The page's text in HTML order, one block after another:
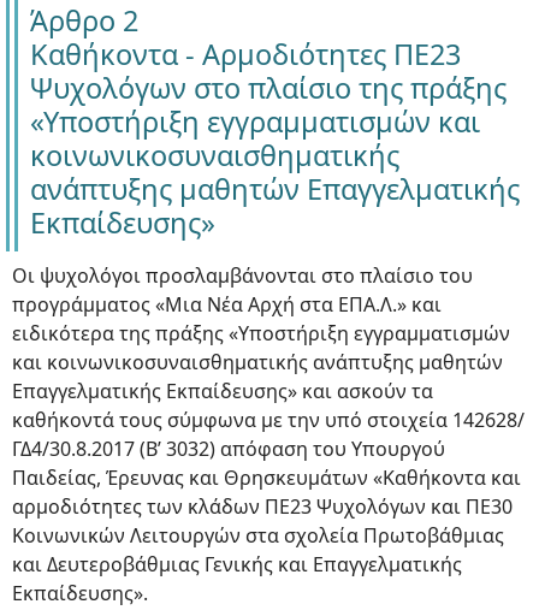
Άρθρο 2
Καθήκοντα - Αρμοδιότητες ΠΕ23
Ψυχολόγων στο πλαίσιο της πράξης
«Υποστήριξη εγγραμματισμών και
κοινωνικοσυναισθηματικής
ανάπτυξης μαθητών Επαγγελματικής
Εκπαίδευσης»
Οι ψυχολόγοι προσλαμβάνονται στο πλαίσιο του
προγράμματος «Μια Νέα Αρχή στα ΕΠΑ.Λ.» και
ειδικότερα της πράξης «Υποστήριξη εγγραμματισμών
και κοινωνικοσυναισθηματικής ανάπτυξης μαθητών
Επαγγελματικής Εκπαίδευσης» και ασκούν τα
καθήκοντά τους σύμφωνα με την υπό στοιχεία 142628/
ΓΔ4/30.8.2017 (Β’ 3032) απόφαση του Υπουργού
Παιδείας, Έρευνας και Θρησκευμάτων «Καθήκοντα και
αρμοδιότητες των κλάδων ΠΕ23 Ψυχολόγων και ΠΕ30
Κοινωνικών Λειτουργών στα σχολεία Πρωτοβάθμιας
και Δευτεροβάθμιας Γενικής και Επαγγελματικής
Εκπαίδευσης».